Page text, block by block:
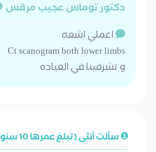
دكتور توماس عجيب مرقس
اعملي اشعه
Ct scanogram both lower limbs
و تشرفينا في العياده
سألت أنثى (تبلغ عمرها 10 سنوات)